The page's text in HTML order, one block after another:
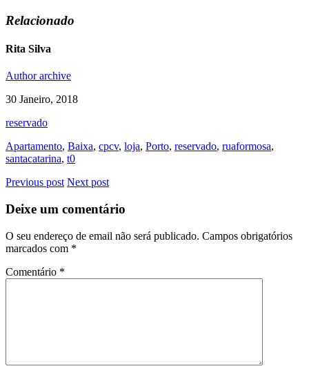
Relacionado
Rita Silva
Author archive
30 Janeiro, 2018
reservado
Apartamento, Baixa, cpcv, loja, Porto, reservado, ruaformosa,
santacatarina, t0
Previous post Next post
Deixe um comentário
O seu endereço de email não será publicado. Campos obrigatórios
marcados com *
Comentário *